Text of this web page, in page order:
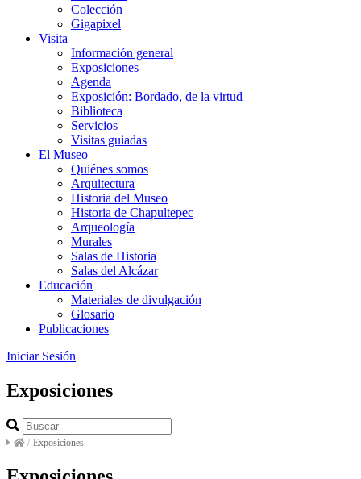
Colección
Gigapixel
Visita
Información general
Exposiciones
Agenda
Exposición: Bordado, de la virtud
Biblioteca
Servicios
Visitas guiadas
El Museo
Quiénes somos
Arquitectura
Historia del Museo
Historia de Chapultepec
Arqueología
Murales
Salas de Historia
Salas del Alcázar
Educación
Materiales de divulgación
Glosario
Publicaciones
Iniciar Sesión
Exposiciones
/ Exposiciones